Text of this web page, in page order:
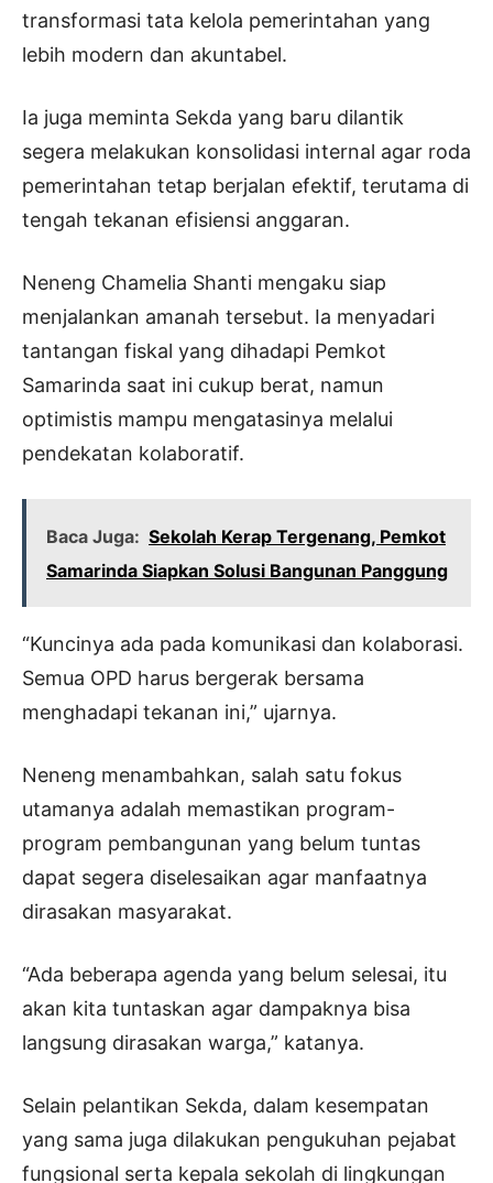
transformasi tata kelola pemerintahan yang
lebih modern dan akuntabel.
Ia juga meminta Sekda yang baru dilantik
segera melakukan konsolidasi internal agar roda
pemerintahan tetap berjalan efektif, terutama di
tengah tekanan efisiensi anggaran.
Neneng Chamelia Shanti mengaku siap
menjalankan amanah tersebut. Ia menyadari
tantangan fiskal yang dihadapi Pemkot
Samarinda saat ini cukup berat, namun
optimistis mampu mengatasinya melalui
pendekatan kolaboratif.
Baca Juga: Sekolah Kerap Tergenang, Pemkot
Samarinda Siapkan Solusi Bangunan Panggung
“Kuncinya ada pada komunikasi dan kolaborasi.
Semua OPD harus bergerak bersama
menghadapi tekanan ini,” ujarnya.
Neneng menambahkan, salah satu fokus
utamanya adalah memastikan program-
program pembangunan yang belum tuntas
dapat segera diselesaikan agar manfaatnya
dirasakan masyarakat.
“Ada beberapa agenda yang belum selesai, itu
akan kita tuntaskan agar dampaknya bisa
langsung dirasakan warga,” katanya.
Selain pelantikan Sekda, dalam kesempatan
yang sama juga dilakukan pengukuhan pejabat
fungsional serta kepala sekolah di lingkungan